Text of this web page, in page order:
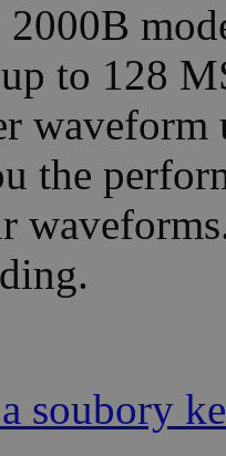
to 128
waveform
the
soubory